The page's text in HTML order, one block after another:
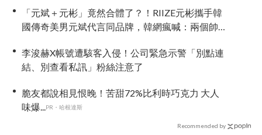
「元斌＋元彬」竟然合體了？！RIIZE元彬攜手韓
國傳奇美男元斌代言同品牌，韓網瘋喊：兩個帥
李浚赫X帳號遭駭客入侵！公司緊急示警「別點連
結、別查看私訊」粉絲注意了
脆友都說相見恨晚！苦甜72%比利時巧克力 大人
味爆...
PR・哈根達斯
Recommended by